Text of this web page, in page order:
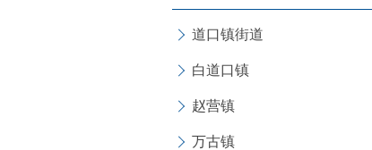
道口镇街道
白道口镇
赵营镇
万古镇